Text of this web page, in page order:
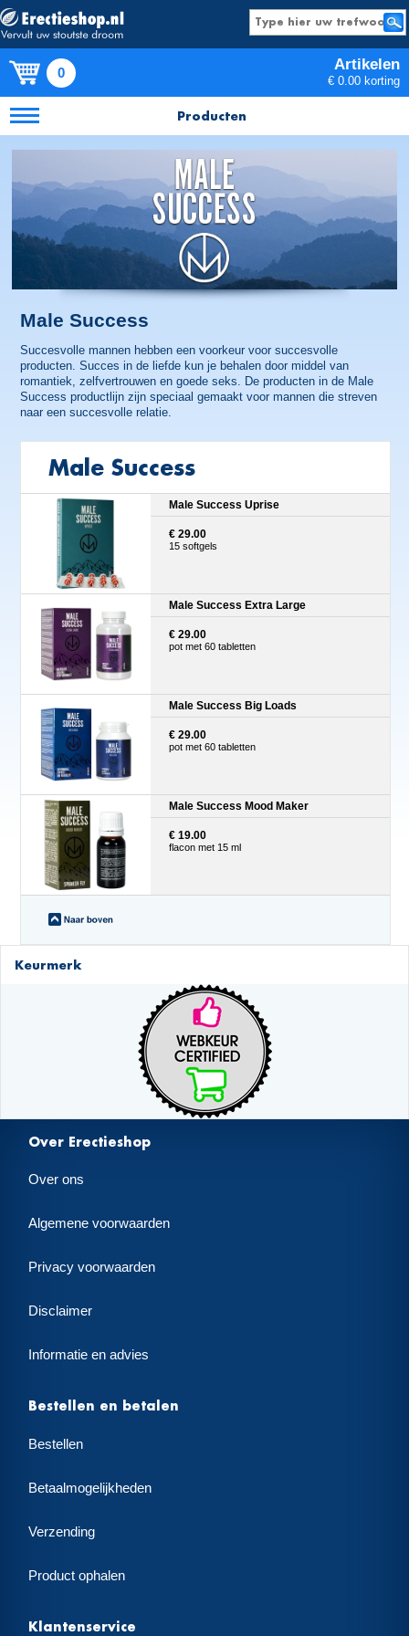
0 Artikelen
€ 0.00 korting
Producten
Male Success
Succesvolle mannen hebben een voorkeur voor succesvolle
producten. Succes in de liefde kun je behalen door middel van
romantiek, zelfvertrouwen en goede seks. De producten in de Male
Success productlijn zijn speciaal gemaakt voor mannen die streven
naar een succesvolle relatie.
Male Success
Male Success Uprise
€ 29.00
15 softgels
Male Success Extra Large
€ 29.00
pot met 60 tabletten
Male Success Big Loads
€ 29.00
pot met 60 tabletten
Male Success Mood Maker
€ 19.00
flacon met 15 ml
Keurmerk
Over Erectieshop
Over ons
Algemene voorwaarden
Privacy voorwaarden
Disclaimer
Informatie en advies
Bestellen en betalen
Bestellen
Betaalmogelijkheden
Verzending
Product ophalen
Klantenservice